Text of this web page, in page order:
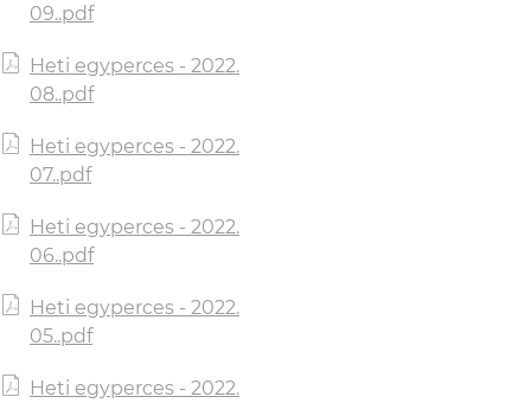
09..pdf
Heti egyperces - 2022.
08..pdf
Heti egyperces - 2022.
07..pdf
Heti egyperces - 2022.
06..pdf
Heti egyperces - 2022.
05..pdf
Heti egyperces - 2022.